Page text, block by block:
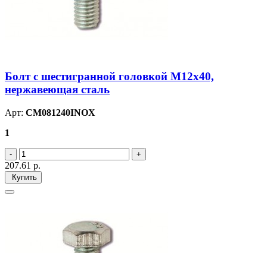
Болт с шестигранной головкой М12х40,
нержавеющая сталь
Арт: CM081240INOX
1
207.61 р.
Купить